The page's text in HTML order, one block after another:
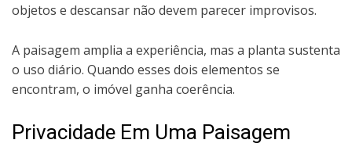
objetos e descansar não devem parecer improvisos.
A paisagem amplia a experiência, mas a planta sustenta
o uso diário. Quando esses dois elementos se
encontram, o imóvel ganha coerência.
Privacidade Em Uma Paisagem